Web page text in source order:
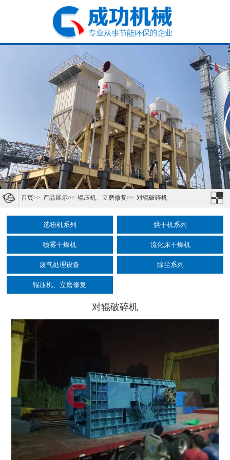
首页>> 产品展示>> 辊压机、立磨修复>> 对辊破碎机
选粉机系列 烘干机系列
喷雾干燥机 流化床干燥机
废气处理设备 除尘系列
辊压机、立磨修复
对辊破碎机